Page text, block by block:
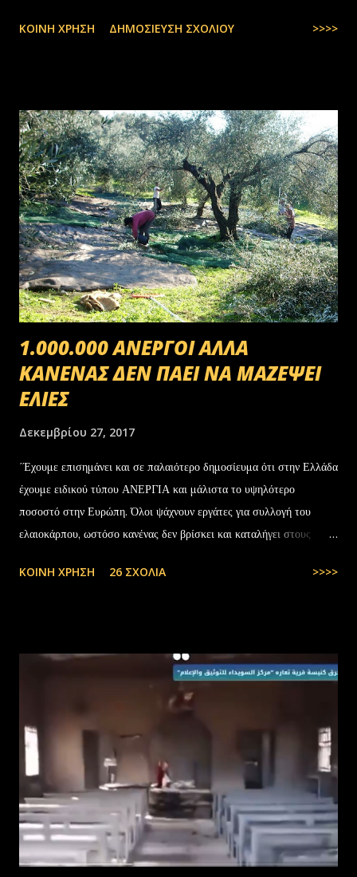
ΚΟΙΝΉ ΧΡΉΣΗ ΔΗΜΟΣΊΕΥΣΗ ΣΧΟΛΊΟΥ >>>>
1.000.000 ΑΝΕΡΓΟΙ ΑΛΛΑ
ΚΑΝΕΝΑΣ ΔΕΝ ΠΑΕΙ ΝΑ ΜΑΖΕΨΕΙ
ΕΛΙΕΣ
Δεκεμβρίου 27, 2017
΄Έχουμε επισημάνει και σε παλαιότερο δημοσίευμα ότι στην Ελλάδα
έχουμε ειδικού τύπου ΑΝΕΡΓΙΑ και μάλιστα το υψηλότερο
ποσοστό στην Ευρώπη. Όλοι ψάχνουν εργάτες για συλλογή του
ελαιοκάρπου, ωστόσο κανένας δεν βρίσκει και καταλήγει στους
στην Ελλάδα, πάλι δεν μας φτάνουν. Στην Ελλάδα του 1.000.000
ΚΟΙΝΉ ΧΡΉΣΗ 26 ΣΧΌΛΙΑ >>>>